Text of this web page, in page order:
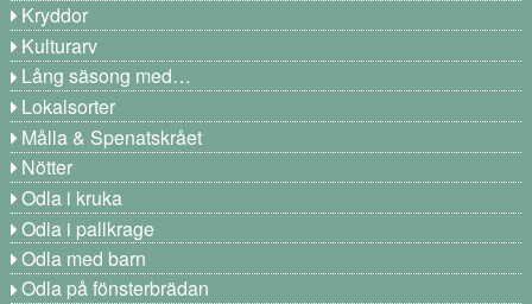
Kryddor
Kulturarv
Lång säsong med…
Lokalsorter
Målla & Spenatskrået
Nötter
Odla i kruka
Odla i pallkrage
Odla med barn
Odla på fönsterbrädan